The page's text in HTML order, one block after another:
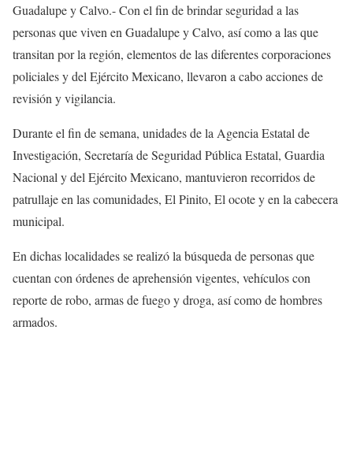
Guadalupe y Calvo.- Con el fin de brindar seguridad a las
personas que viven en Guadalupe y Calvo, así como a las que
transitan por la región, elementos de las diferentes corporaciones
policiales y del Ejército Mexicano, llevaron a cabo acciones de
revisión y vigilancia.
Durante el fin de semana, unidades de la Agencia Estatal de
Investigación, Secretaría de Seguridad Pública Estatal, Guardia
Nacional y del Ejército Mexicano, mantuvieron recorridos de
patrullaje en las comunidades, El Pinito, El ocote y en la cabecera
municipal.
En dichas localidades se realizó la búsqueda de personas que
cuentan con órdenes de aprehensión vigentes, vehículos con
reporte de robo, armas de fuego y droga, así como de hombres
armados.